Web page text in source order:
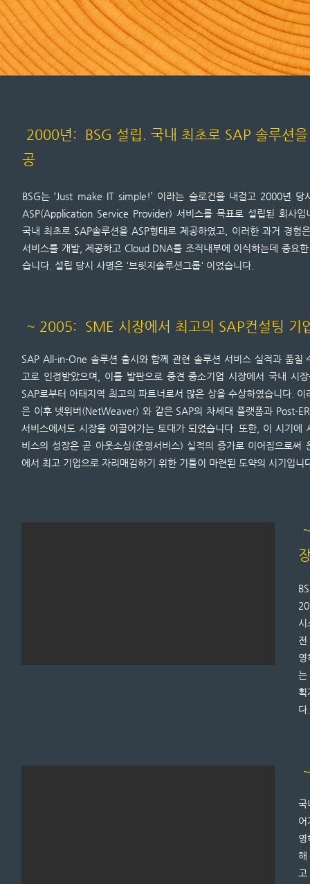
2000년: BSG 설립. 국내 최초로 SAP 솔루션
공
BSG는 ‘Just make IT simple!’ 이라는 슬로건을 내걸고 2000년 당
ASP(Application Service Provider) 서비스를 목표로 설립된 회사입
국내 최초로 SAP솔루션을 ASP형태로 제공하였고, 이러한 과거 경험
서비스를 개발, 제공하고 Cloud DNA를 조직내부에 이식하는데 중요
습니다. 설립 당시 사명은 '브릿지솔루션그룹' 이었습니다.
~ 2005: SME 시장에서 최고의 SAP컨설팅 기
SAP All-in-One 솔루션 출시와 함께 관련 솔루션 서비스 실적과 품질
고로 인정받았으며, 이를 발판으로 중견 중소기업 시장에서 국내 시
SAP로부터 아태지역 최고의 파트너로서 많은 상을 수상하였습니다. 이
은 이후 넷위버(NetWeaver) 와 같은 SAP의 차세대 플랫폼과 Post-
서비스에서도 시장을 이끌어가는 토대가 되었습니다. 또한, 이 시기에
비스의 성장은 곧 아웃소싱(운영서비스) 실적의 증가로 이어짐으로써
에서 최고 기업으로 자리매김하기 위한 기틀이 마련된 도약의 시기입니
시
전
영
는
획
다.
국
어
영
해